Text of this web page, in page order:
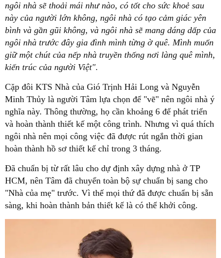
ngôi nhà sẽ thoải mái như nào, có tốt cho sức khoẻ sau
này của người lớn không, ngôi nhà có tạo cảm giác yên
bình và gần gũi không, và ngôi nhà sẽ mang dáng dấp của
ngôi nhà trước đây gia đình mình từng ờ quê. Mình muốn
giữ một chút của nếp nhà truyền thống nơi làng quê mình,
kiến trúc của người Việt".
Cặp đôi KTS Nhà của Gió Trịnh Hải Long và Nguyễn
Minh Thủy là người Tâm lựa chọn để "vẽ" nên ngôi nhà ý
nghĩa này. Thông thường, họ cần khoảng 6 để phát triển
và hoàn thành thiết kế một công trình. Nhưng vì quá thích
ngôi nhà nên mọi công việc đã được rút ngắn thời gian
hoàn thành hồ sơ thiết kế chỉ trong 3 tháng.
Đã chuẩn bị từ rất lâu cho dự định xây dựng nhà ở TP
HCM, nên Tâm đã chuyển toàn bộ sự chuẩn bị sang cho
"Nhà của mẹ" trước. Vì thế mọi thứ đã được chuẩn bị sẵn
sàng, khi hoàn thành bản thiết kế là có thể khởi công.